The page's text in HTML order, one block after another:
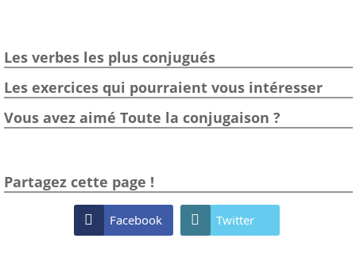
Les verbes les plus conjugués
Les exercices qui pourraient vous intéresser
Vous avez aimé Toute la conjugaison ?
Partagez cette page !
 Facebook  Twitter